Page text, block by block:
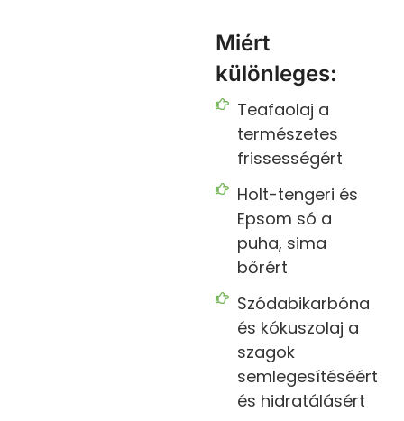
Miért
különleges:
Teafaolaj a
természetes
frissességért
Holt-tengeri és
Epsom só a
puha, sima
bőrért
Szódabikarbóna
és kókuszolaj a
szagok
semlegesítéséért
és hidratálásért